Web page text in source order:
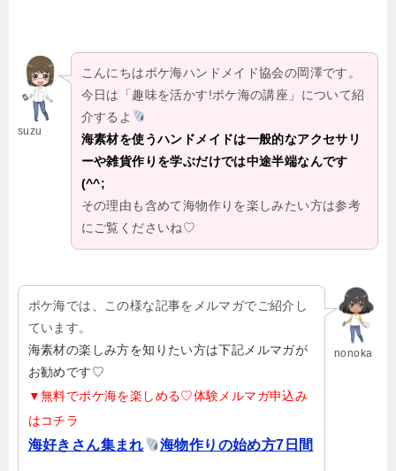
suzu
こんにちはポケ海ハンドメイド協会の岡澤です。
今日は「趣味を活かす!ポケ海の講座」について紹
介するよ
海素材を使うハンドメイドは一般的なアクセサリ
ーや雑貨作りを学ぶだけでは中途半端なんです
(^^;
その理由も含めて海物作りを楽しみたい方は参考
にご覧くださいね♡
nonoka
ポケ海では、この様な記事をメルマガでご紹介し
ています。
海素材の楽しみ方を知りたい方は下記メルマガが
お勧めです♡
▼無料でポケ海を楽しめる♡体験メルマガ申込み
はコチラ
海好きさん集まれ 海物作りの始め方7日間